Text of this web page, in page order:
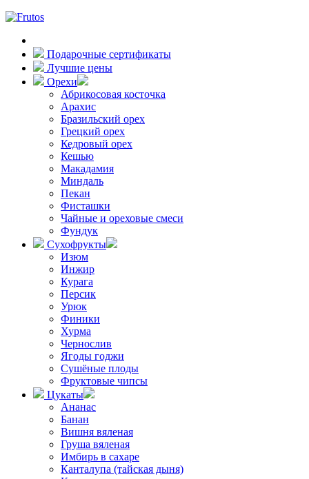
Подарочные сертификаты
Лучшие цены
Орехи
Абрикосовая косточка
Арахис
Бразильский орех
Грецкий орех
Кедровый орех
Кешью
Макадамия
Миндаль
Пекан
Фисташки
Чайные и ореховые смеси
Фундук
Сухофрукты
Изюм
Инжир
Курага
Персик
Урюк
Финики
Хурма
Чернослив
Ягоды годжи
Сушёные плоды
Фруктовые чипсы
Цукаты
Ананас
Банан
Вишня вяленая
Груша вяленая
Имбирь в сахаре
Канталупа (тайская дыня)